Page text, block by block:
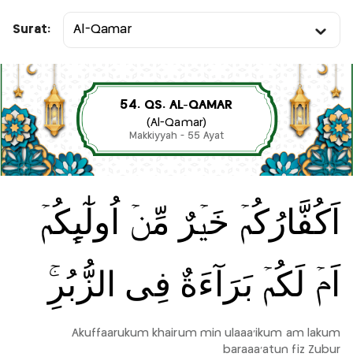
Surat: Al-Qamar
54. QS. AL-QAMAR
(Al-Qamar)
Makkiyyah - 55 Ayat
اَكُفَّارُكُمۡ خَيۡرٌ مِّنۡ اُولٰٓٮِٕكُمۡ
اَمۡ لَكُمۡ بَرَآءَةٌ فِى الزُّبُرِ‌ۚ
Akuffaarukum khairum min ulaaa'ikum am lakum
baraaa'atun fiz Zubur